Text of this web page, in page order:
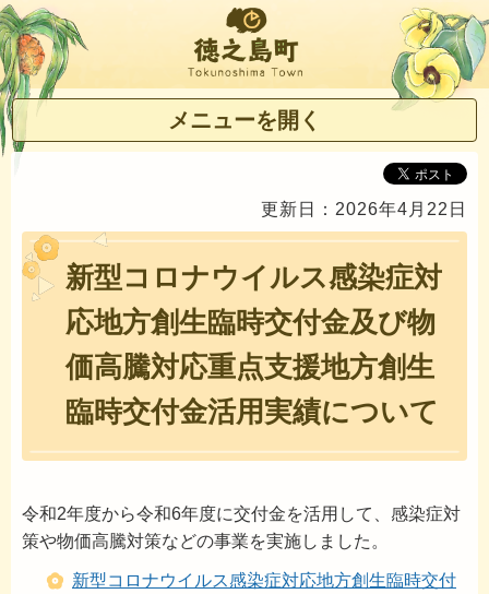
徳之島町
メニューを開く
更新日：2026年4月22日
新型コロナウイルス感染症対
応地方創生臨時交付金及び物
価高騰対応重点支援地方創生
臨時交付金活用実績について
令和2年度から令和6年度に交付金を活用して、感染症対
策や物価高騰対策などの事業を実施しました。
新型コロナウイルス感染症対応地方創生臨時交付